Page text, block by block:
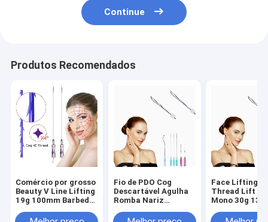
Continue
Produtos Recomendados
Comércio por grosso
Beauty V Line Lifting
19g 100mm Barbed
Thread
Fio de PDO Cog
Descartável Agulha
Romba Nariz
Lifting com Fio de
Face Lifting
Thread Lift
Mono 30g